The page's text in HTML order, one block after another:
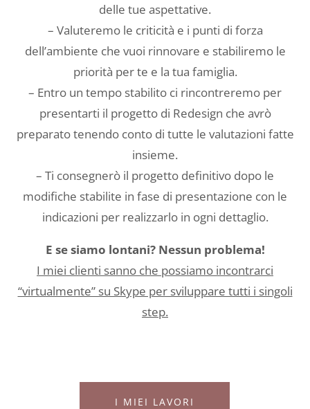
delle tue aspettative.
– Valuteremo le criticità e i punti di forza
dell’ambiente che vuoi rinnovare e stabiliremo le
priorità per te e la tua famiglia.
– Entro un tempo stabilito ci rincontreremo per
presentarti il progetto di Redesign che avrò
preparato tenendo conto di tutte le valutazioni fatte
insieme.
– Ti consegnerò il progetto definitivo dopo le
modifiche stabilite in fase di presentazione con le
indicazioni per realizzarlo in ogni dettaglio.
E se siamo lontani? Nessun problema!
I miei clienti sanno che possiamo incontrarci
“virtualmente” su Skype per sviluppare tutti i singoli
step.
I MIEI LAVORI